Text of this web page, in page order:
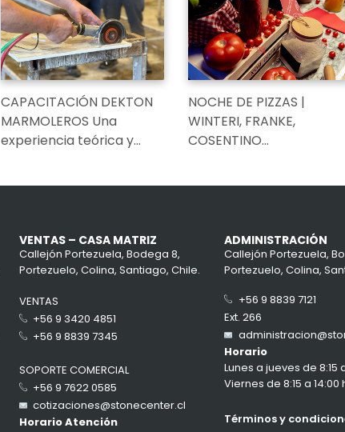
CAPACITACIÓN DEKTON
MARMOLEROS Una
experiencia teórica y…
NOCHE DE PIZZAS |
WINTERI, FRANKE,
COSENTINO…
VENTAS – CASA MATRIZ
Callejón Portezuela, Bodega 8,
Portezuelo, Colina, Santiago, Chile.
VENTAS
+56 9 3420 4851
+56 9 8839 7345
SOPORTE COMERCIAL
+56 9 7622 0585
cotizaciones@stonecenter.cl
Horario Atención
ADMINISTRACIÓN
Callejón Portezuela,
Portezuelo, Colina,
+56 9 8839 7121
Ext. 266
Horario
Lunes a jueves de 8:15
Viernes de 8:15 a 14:00
Términos y